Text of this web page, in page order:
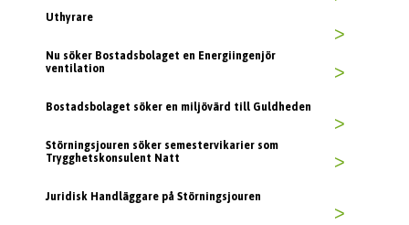
Uthyrare
>
Nu söker Bostadsbolaget en Energiingenjör
ventilation
>
Bostadsbolaget söker en miljövärd till Guldheden
>
Störningsjouren söker semestervikarier som
Trygghetskonsulent Natt
>
Juridisk Handläggare på Störningsjouren
>